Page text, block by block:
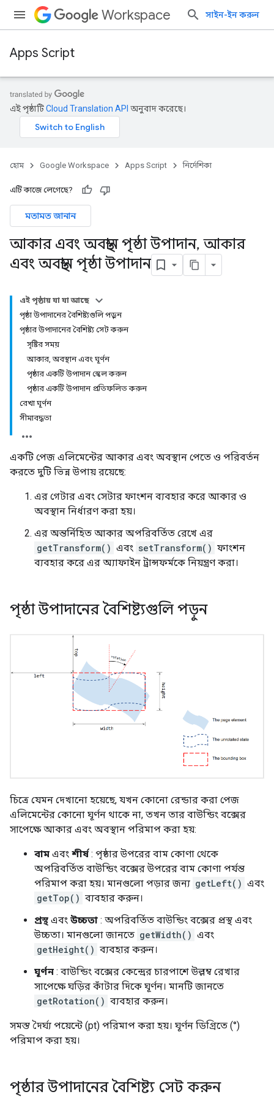
Workspace সাইন-ইন করুন
Apps Script
এই পৃষ্ঠাটিCloud Translation API অনুবাদ করেছে।
হোম Google Workspace Apps Script নির্দেশিকা
এটি কাজে লেগেছে?
মতামত জানান
আকার এবং অবস্থান পৃষ্ঠা উপাদান, আকার
এবং অবস্থান পৃষ্ঠা উপাদান
এই পৃষ্ঠায় যা যা আছে
পৃষ্ঠা উপাদানের বৈশিষ্ট্যগুলি পড়ুন
পৃষ্ঠার উপাদানের বৈশিষ্ট্য সেট করুন
সৃষ্টির সময়
আকার, অবস্থান এবং ঘূর্ণন
পৃষ্ঠার একটি উপাদান স্কেল করুন
পৃষ্ঠার একটি উপাদান প্রতিফলিত করুন
রেখা ঘূর্ণন
সীমাবদ্ধতা
একটি পেজ এলিমেন্টের আকার এবং অবস্থান পেতে ও পরিবর্তন
করতে দুটি ভিন্ন উপায় রয়েছে:
এর গেটার এবং সেটার ফাংশন ব্যবহার করে আকার ও
অবস্থান নির্ধারণ করা হয়।
এর অন্তর্নিহিত আকার অপরিবর্তিত রেখে এর
getTransform() এবং setTransform() ফাংশন
ব্যবহার করে এর অ্যাফাইন ট্রান্সফর্মকে নিয়ন্ত্রণ করা।
পৃষ্ঠা উপাদানের বৈশিষ্ট্যগুলি পড়ুন
চিত্রে যেমন দেখানো হয়েছে, যখন কোনো রেন্ডার করা পেজ
এলিমেন্টের কোনো ঘূর্ণন থাকে না, তখন তার বাউন্ডিং বক্সের
সাপেক্ষে আকার এবং অবস্থান পরিমাপ করা হয়:
বাম এবং শীর্ষ: পৃষ্ঠার উপরের বাম কোণা থেকে
অপরিবর্তিত বাউন্ডিং বক্সের উপরের বাম কোণা পর্যন্ত
পরিমাপ করা হয়। মানগুলো পড়ার জন্য getLeft() এবং
getTop() ব্যবহার করুন।
প্রস্থ এবং উচ্চতা : অপরিবর্তিত বাউন্ডিং বক্সের প্রস্থ এবং
উচ্চতা। মানগুলো জানতে getWidth() এবং
getHeight() ব্যবহার করুন।
ঘূর্ণন : বাউন্ডিং বক্সের কেন্দ্রের চারপাশে উল্লম্ব রেখার
সাপেক্ষে ঘড়ির কাঁটার দিকে ঘূর্ণন। মানটি জানতে
getRotation() ব্যবহার করুন।
সমস্ত দৈর্ঘ্য পয়েন্টে (pt) পরিমাপ করা হয়। ঘূর্ণন ডিগ্রিতে (°)
পরিমাপ করা হয়।
পৃষ্ঠার উপাদানের বৈশিষ্ট্য সেট করুন